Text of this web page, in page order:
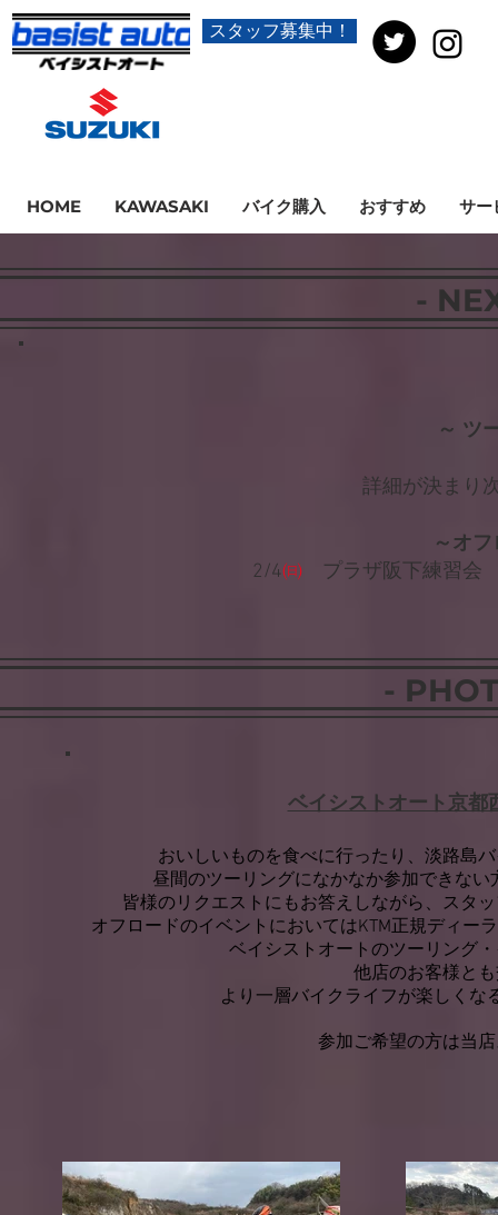
スタッフ募集中！
HOME KAWASAKI バイク購入 おすすめ サー
-
～ ツ
詳細が決まり
～オ
2/4㈰ プラザ阪下練習
-
ベイシストオート京都
おいしいものを食べに行ったり、淡路島
昼間のツーリングになかなか参加できな
皆様のリクエストにもお答えしながら、スタ
オフロードのイベントにおいてはKTM正規ディー
ベイシストオートのツーリング
他店のお客様と
より一層バイクライフが楽しく
参加ご希望の方は当